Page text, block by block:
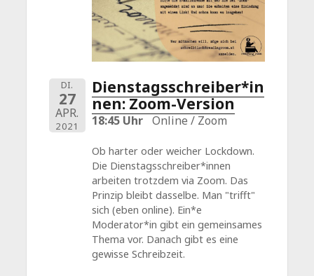
DI.
27
APR.
2021
Dienstagsschreiber*in
nen: Zoom-Version
18:45 Uhr Online / Zoom
Ob harter oder weicher Lockdown.
Die Dienstagsschreiber*innen
arbeiten trotzdem via Zoom. Das
Prinzip bleibt dasselbe. Man "trifft"
sich (eben online). Ein*e
Moderator*in gibt ein gemeinsames
Thema vor. Danach gibt es eine
gewisse Schreibzeit.